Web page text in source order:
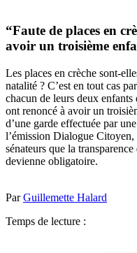
“Faute de places en
avoir un troisième
Les places en crèche sont-
natalité ? C’est en tout cas
chacun de leurs deux
ont renoncé à avoir un
d’une garde effectuée par
l’émission Dialogue Citoyen,
sénateurs que la
devienne obligatoire.
ParGuillemette Halard
Temps de lecture :